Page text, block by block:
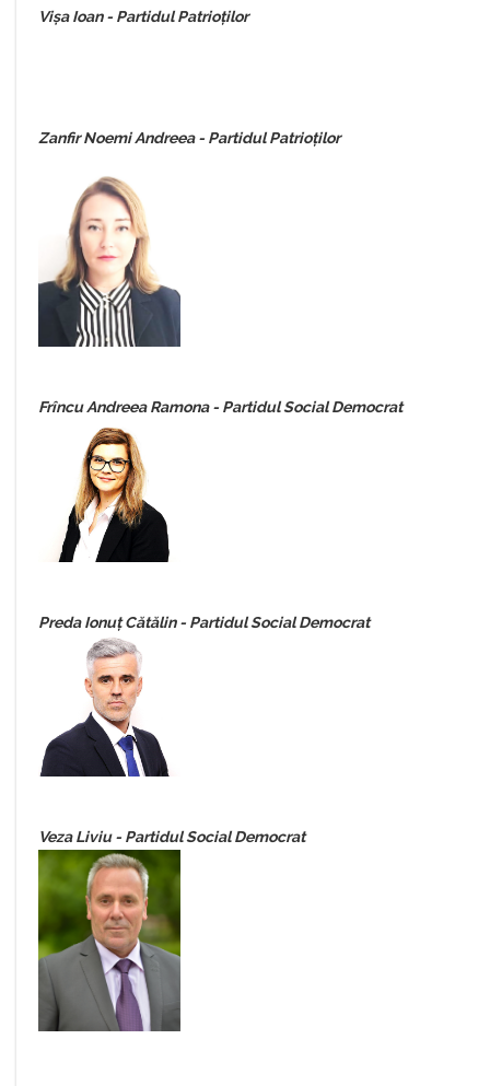
Vișa Ioan - Partidul Patrioților
Zanfir Noemi Andreea - Partidul Patrioților
Frîncu Andreea Ramona - Partidul Social Democrat
Preda Ionuț Cătălin - Partidul Social Democrat
Veza Liviu - Partidul Social Democrat